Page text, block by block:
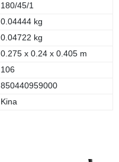
180/45/1
0.04444 kg
0.04722 kg
0.275 x 0.24 x 0.405 m
106
850440959000
Kina